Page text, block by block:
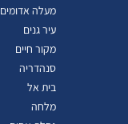
מעלה אדומים
עיר גנים
מקור חיים
סנהדריה
בית אל
מלחה